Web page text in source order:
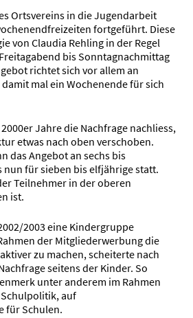
Ortsvereins in die Jugendarbeit
fortgeführt. Diese
von Claudia Rehling in der Regel
bis Sonntagnachmittag
richtet sich vor allem an
mal ein Wochenende für sich
Jahre die Nachfrage nachliess,
etwas nach oben verschoben.
das Angebot an sechs bis
nun für sieben bis elfjährige statt.
Teilnehmer in der oberen
ist.
2003 eine Kindergruppe
der Mitgliederwerbung die
zu machen, scheiterte nach
seitens der Kinder. So
unter anderem im Rahmen
auf
für Schulen.